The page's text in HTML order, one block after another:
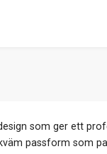
som ger ett
passform som